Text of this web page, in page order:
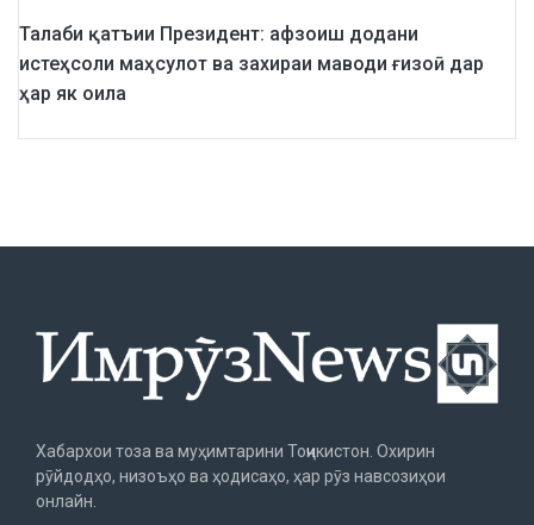
Талаби қатъии Президент: афзоиш додани
истеҳсоли маҳсулот ва захираи маводи ғизоӣ дар
ҳар як оила
Хабархои тоза ва муҳимтарини Тоҷикистон. Охирин
рӯйдодҳо, низоъҳо ва ҳодисаҳо, ҳар рӯз навсозиҳои
онлайн.